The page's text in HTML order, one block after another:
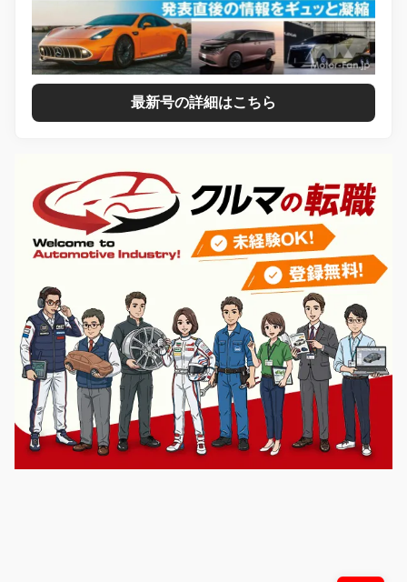
最新号の詳細はこちら